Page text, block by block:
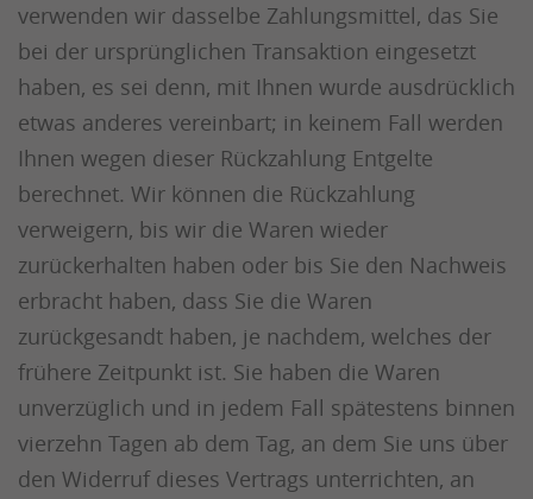
verwenden wir dasselbe Zahlungsmittel, das Sie
bei der ursprünglichen Transaktion eingesetzt
haben, es sei denn, mit Ihnen wurde ausdrücklich
etwas anderes vereinbart; in keinem Fall werden
Ihnen wegen dieser Rückzahlung Entgelte
berechnet. Wir können die Rückzahlung
verweigern, bis wir die Waren wieder
zurückerhalten haben oder bis Sie den Nachweis
erbracht haben, dass Sie die Waren
zurückgesandt haben, je nachdem, welches der
frühere Zeitpunkt ist. Sie haben die Waren
unverzüglich und in jedem Fall spätestens binnen
vierzehn Tagen ab dem Tag, an dem Sie uns über
den Widerruf dieses Vertrags unterrichten, an